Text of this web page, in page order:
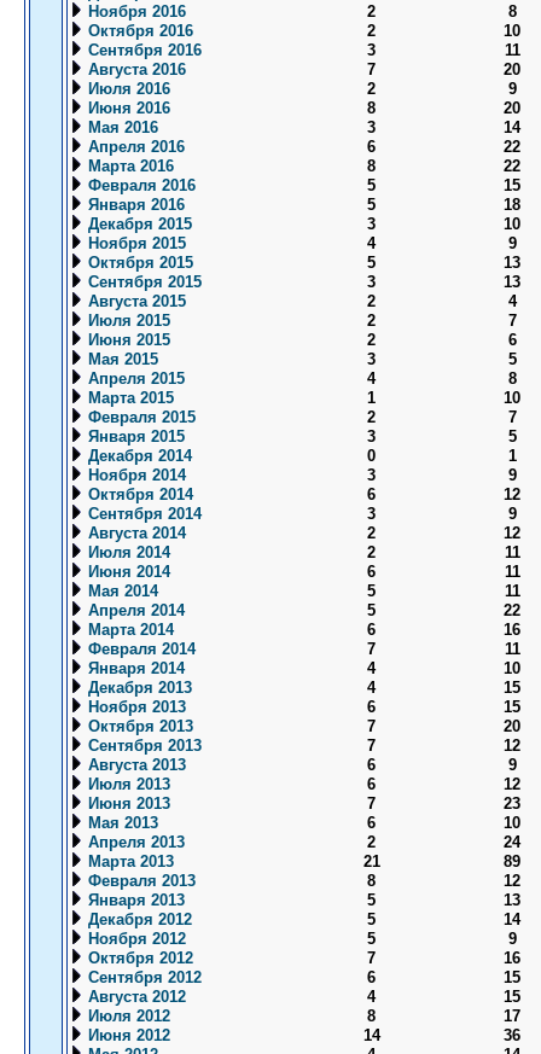
Ноября 2016
2
8
Октября 2016
2
10
Сентября 2016
3
11
Августа 2016
7
20
Июля 2016
2
9
Июня 2016
8
20
Мая 2016
3
14
Апреля 2016
6
22
Марта 2016
8
22
Февраля 2016
5
15
Января 2016
5
18
Декабря 2015
3
10
Ноября 2015
4
9
Октября 2015
5
13
Сентября 2015
3
13
Августа 2015
2
4
Июля 2015
2
7
Июня 2015
2
6
Мая 2015
3
5
Апреля 2015
4
8
Марта 2015
1
10
Февраля 2015
2
7
Января 2015
3
5
Декабря 2014
0
1
Ноября 2014
3
9
Октября 2014
6
12
Сентября 2014
3
9
Августа 2014
2
12
Июля 2014
2
11
Июня 2014
6
11
Мая 2014
5
11
Апреля 2014
5
22
Марта 2014
6
16
Февраля 2014
7
11
Января 2014
4
10
Декабря 2013
4
15
Ноября 2013
6
15
Октября 2013
7
20
Сентября 2013
7
12
Августа 2013
6
9
Июля 2013
6
12
Июня 2013
7
23
Мая 2013
6
10
Апреля 2013
2
24
Марта 2013
21
89
Февраля 2013
8
12
Января 2013
5
13
Декабря 2012
5
14
Ноября 2012
5
9
Октября 2012
7
16
Сентября 2012
6
15
Августа 2012
4
15
Июля 2012
8
17
Июня 2012
14
36